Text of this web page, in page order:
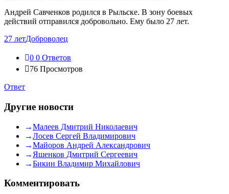
Андрей Савченков родился в Рыльске. В зону боевых
действий отправился добровольно. Ему было 27 лет.
27 летДоброволец
0 0 Ответов
76 Просмотров
Ответ
Другие новости
Малеев Дмитрий Николаевич
Лосев Сергей Владимирович
Майоров Андрей Александрович
Яшенков Дмитрий Сергеевич
Бикин Владимир Михайлович
Комментировать